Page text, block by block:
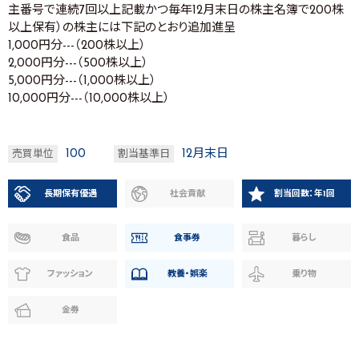
主番号で連続7回以上記載かつ毎年12月末日の株主名簿で200株
以上保有）の株主には下記のとおり追加進呈
1,000円分---（200株以上）
2,000円分---（500株以上）
5,000円分---（1,000株以上）
10,000円分---（10,000株以上）
売買単位 100 割当基準日 12月末日
長期保有優遇 社会貢献 割当回数：年1回
食品 食事券 暮らし
ファッション 教養・娯楽 乗り物
金券